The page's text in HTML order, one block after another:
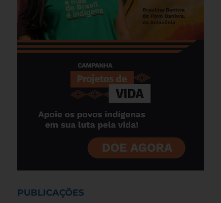
PUBLICAÇÕES